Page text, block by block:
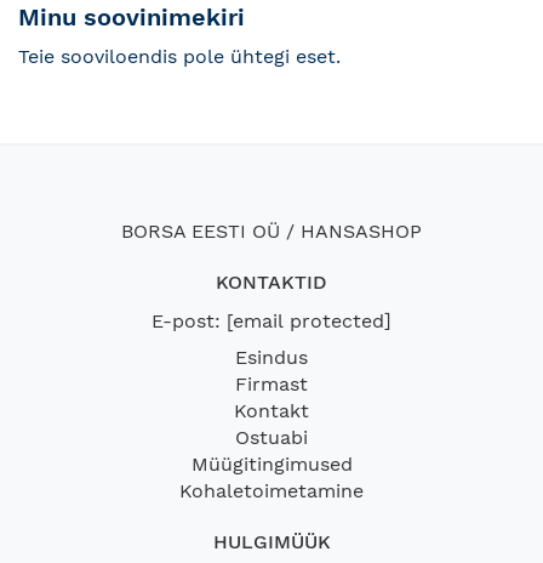
Minu soovinimekiri
Teie sooviloendis pole ühtegi eset.
BORSA EESTI OÜ / HANSASHOP
KONTAKTID
E-post: [email protected]
Esindus
Firmast
Kontakt
Ostuabi
Müügitingimused
Kohaletoimetamine
HULGIMÜÜK